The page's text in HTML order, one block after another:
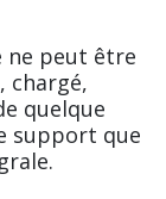
ne peut être
chargé,
quelque
support que